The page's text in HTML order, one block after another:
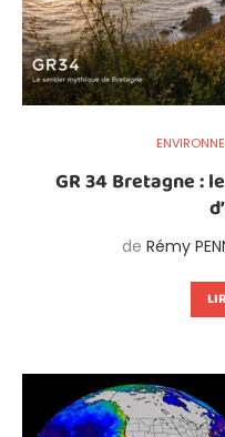
GR 34 Bretagne :
de Rémy